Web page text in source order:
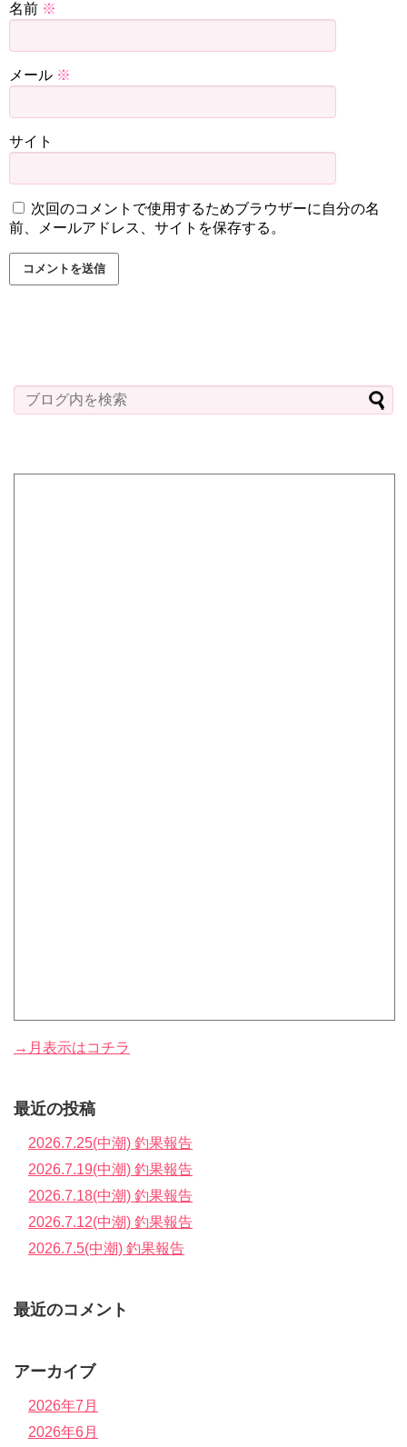
名前 ※
メール ※
サイト
次回のコメントで使用するためブラウザーに自分の名
前、メールアドレス、サイトを保存する。
→月表示はコチラ
最近の投稿
2026.7.25(中潮) 釣果報告
2026.7.19(中潮) 釣果報告
2026.7.18(中潮) 釣果報告
2026.7.12(中潮) 釣果報告
2026.7.5(中潮) 釣果報告
最近のコメント
アーカイブ
2026年7月
2026年6月